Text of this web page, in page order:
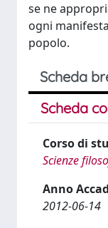
se ne
ogni
popolo.
Scheda
Scheda
Corso di
Scienze
Anno
2012-06-14